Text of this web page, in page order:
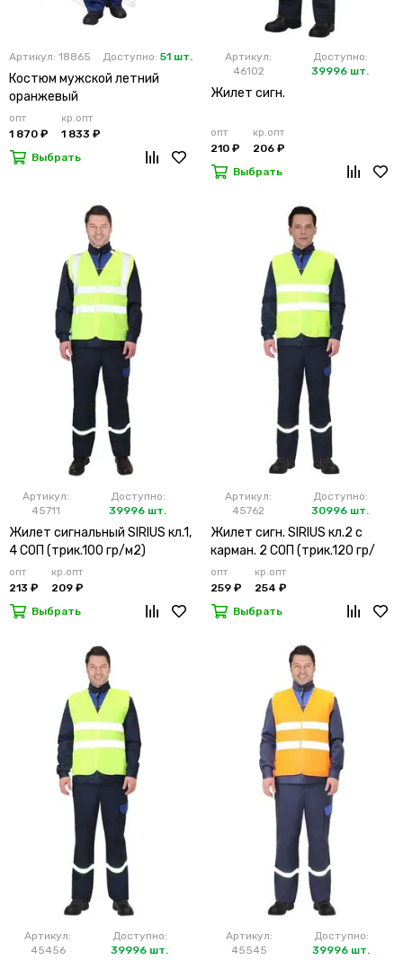
Артикул: 18865 Доступно: 51 шт.
Костюм мужской летний
оранжевый
опт
1 870 ₽
кр.опт
1 833 ₽
Выбрать
Артикул:
46102
Доступно:
39996 шт.
Жилет сигн.
опт
210 ₽
кр.опт
206 ₽
Выбрать
Артикул:
45711
Доступно:
39996 шт.
Жилет сигнальный SIRIUS кл.1,
4 СОП (трик.100 гр/м2)
лимонный
опт
213 ₽
кр.опт
209 ₽
Выбрать
Артикул:
45762
Доступно:
30996 шт.
Жилет сигн. SIRIUS кл.2 с
карман. 2 СОП (трик.120 гр/
м2)
опт
259 ₽
кр.опт
254 ₽
Выбрать
Артикул:
45456
Доступно:
39996 шт.
Артикул:
45545
Доступно:
39996 шт.